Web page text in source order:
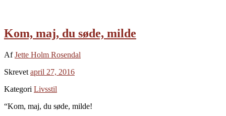
Kom, maj, du søde, milde
AfJette Holm Rosendal
Skrevet april 27, 2016
Kategori Livsstil
“Kom, maj, du søde, milde!